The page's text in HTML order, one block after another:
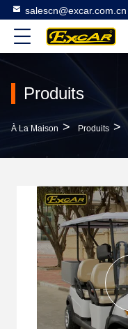
salescn@excar.com.cn
Produits
À La Maison > Produits >